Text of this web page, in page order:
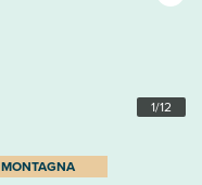
1/12
MONTAGNA